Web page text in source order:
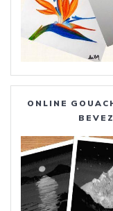
ONLINE